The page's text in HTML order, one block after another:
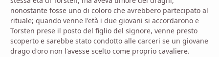
nonostante fosse uno di coloro che avrebbero partecipato al
rituale; quando venne l'età i due giovani si accordarono e
Torsten prese il posto del figlio del signore, venne presto
scoperto e sarebbe stato condotto alle carceri se un giovane
drago d'oro non l'avesse scelto come proprio cavaliere.